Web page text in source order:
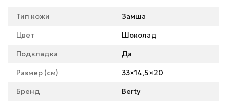
Тип кожи Замша
Цвет Шоколад
Подкладка Да
Размер (см) 33×14,5×20
Бренд Berty